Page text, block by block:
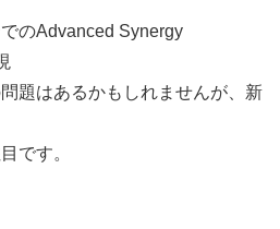
のAdvanced Synergy
題はあるかもしれませんが、新
です。